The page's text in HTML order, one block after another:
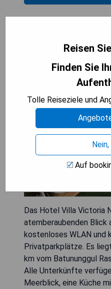
Das Hotel Villa Victoria
atemberaubenden Blick
kostenloses WLAN und
Privatparkplätze. Es
km vom Batununggul
Alle Unterkünfte
Meerblick, eine Küche
Reisen
Finden Sie
Tolle Reiseziele und
Auf